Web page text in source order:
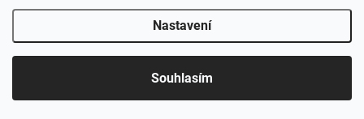
Nastavení
Souhlasím
Copyright 2026DK-obchod.cz. Všechna práva vyhrazena.Upravit
nastavení cookies